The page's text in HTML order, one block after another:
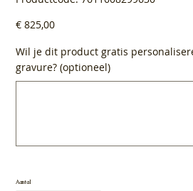
7611608299630
Prijs
€ 825,00
Wil je dit product gratis
gravure? (optioneel)
Aantal